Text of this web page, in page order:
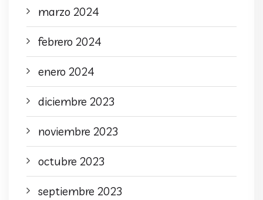
marzo 2024
febrero 2024
enero 2024
diciembre 2023
noviembre 2023
octubre 2023
septiembre 2023